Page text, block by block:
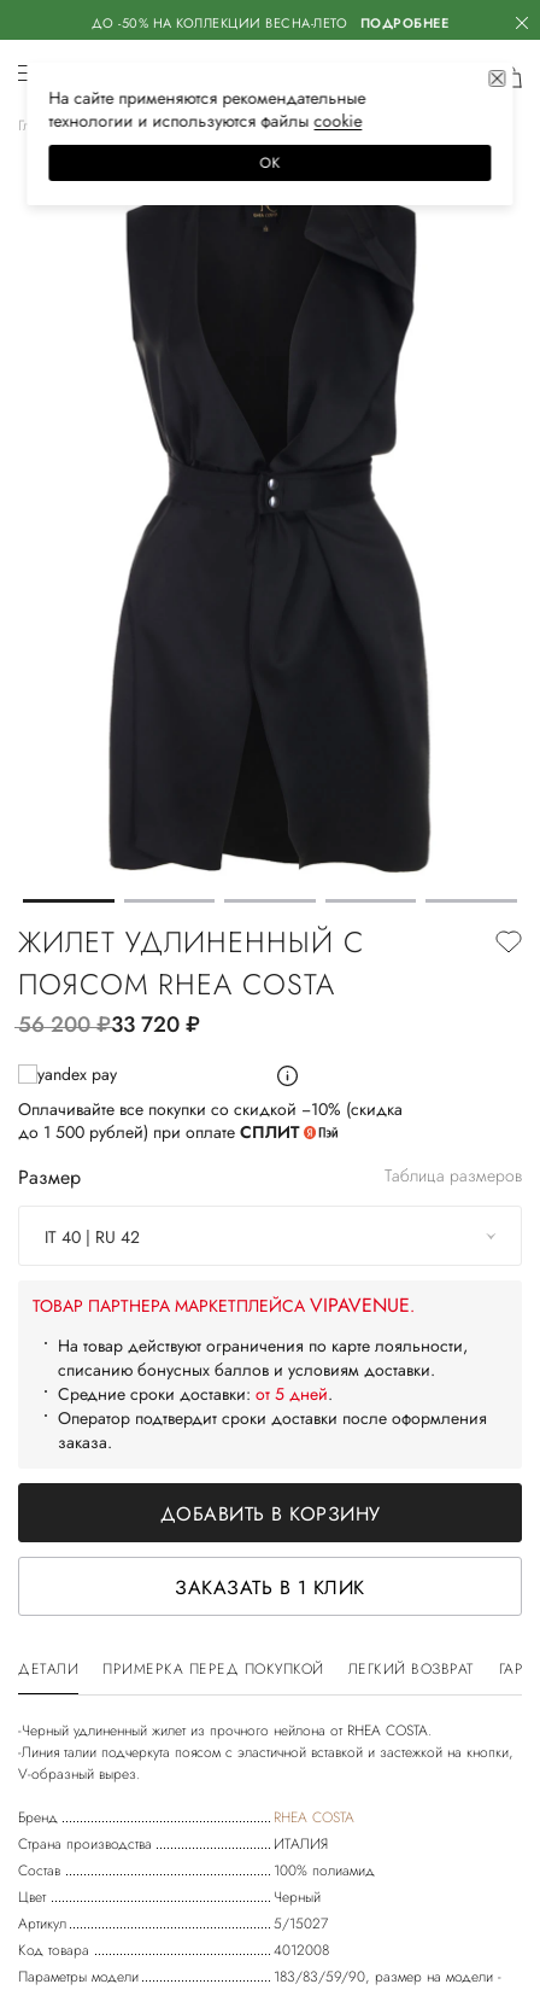
ДО -50% НА КОЛЛЕКЦИИ ВЕСНА-ЛЕТО ПОДРОБНЕЕ
Главная Женская Одежда Жилеты Повседневные
ЖИЛЕТ УДЛИНЕННЫЙ С
ПОЯСОМ RHEA COSTA
56 200руб.33 720руб.
Оплачивайте все покупки со скидкой −10% (скидка
до 1 500 рублей) при оплате СПЛИТ
Размер Таблица размеров
IT 40 | RU 42
ТОВАР ПАРТНЕРА МАРКЕТПЛЕЙСА VIPAVENUE.
На товар действуют ограничения по карте лояльности,
списанию бонусных баллов и условиям доставки.
Средние сроки доставки: от 5 дней.
Оператор подтвердит сроки доставки после оформления
заказа.
ДОБАВИТЬ В КОРЗИНУ
ЗАКАЗАТЬ В 1 КЛИК
ДЕТАЛИ ПРИМЕРКА ПЕРЕД ПОКУПКОЙ ЛЕГКИЙ ВОЗВРАТ
-Черный удлиненный жилет из прочного нейлона от RHEA COSTA.
-Линия талии подчеркута поясом с эластичной вставкой и застежкой на кнопки,
Бренд
RHEA COSTA
Страна производства
ИТАЛИЯ
Состав
100% полиамид
Цвет
Черный
Артикул
5/15027
Код товара
4012008
Параметры модели
183/83/59/90, размер на модели -
На сайте применяются рекомендательные
технологии и используются файлысооkiе
ОК